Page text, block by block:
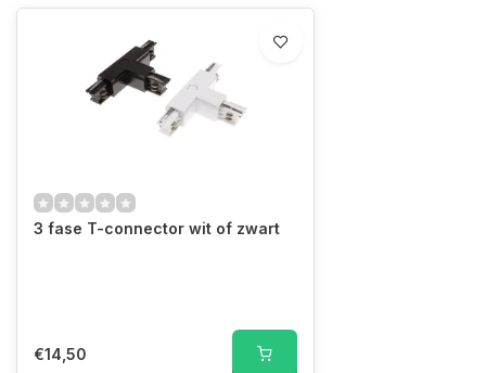
3 fase T-connector wit of zwart
€14,50